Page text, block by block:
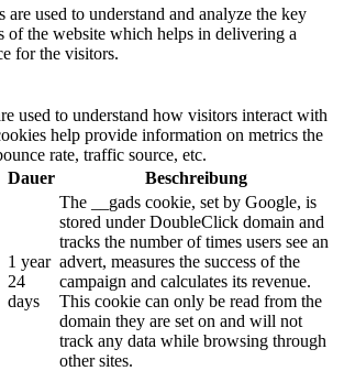
are used to understand and analyze the key
of the website which helps in delivering a
for the visitors.
used to understand how visitors interact with
help provide information on metrics the
rate, traffic source, etc.
Dauer Beschreibung
1 year
24
days
The __gads cookie, set by Google, is
stored under DoubleClick domain and
tracks the number of times users see an
advert, measures the success of the
campaign and calculates its revenue.
This cookie can only be read from the
domain they are set on and will not
track any data while browsing through
other sites.